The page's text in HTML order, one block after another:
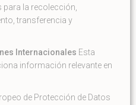
la recolección,
transferencia y
Internacionales Esta
información relevante en
de Protección de Datos